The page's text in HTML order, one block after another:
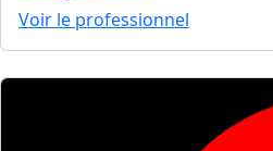
Voir le professionnel